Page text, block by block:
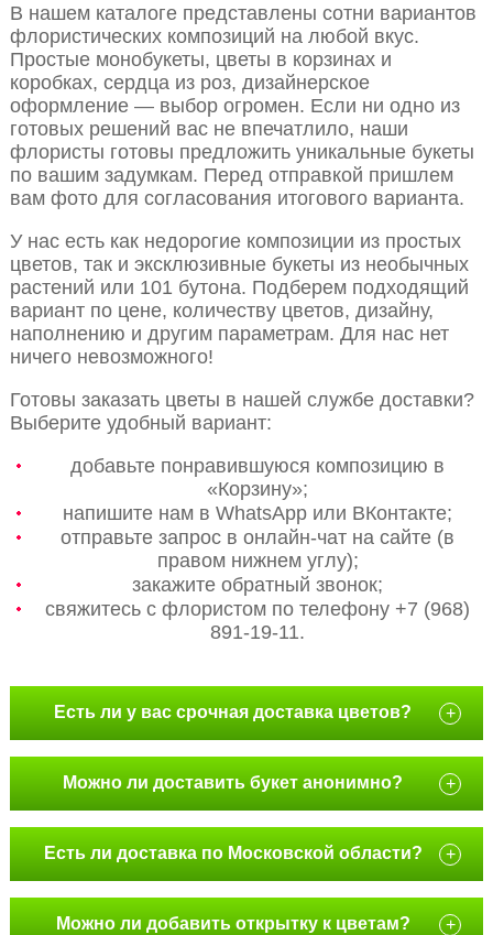
В нашем каталоге представлены сотни вариантов
флористических композиций на любой вкус.
Простые монобукеты, цветы в корзинах и
коробках, сердца из роз, дизайнерское
оформление — выбор огромен. Если ни одно из
готовых решений вас не впечатлило, наши
флористы готовы предложить уникальные букеты
по вашим задумкам. Перед отправкой пришлем
вам фото для согласования итогового варианта.
У нас есть как недорогие композиции из простых
цветов, так и эксклюзивные букеты из необычных
растений или 101 бутона. Подберем подходящий
вариант по цене, количеству цветов, дизайну,
наполнению и другим параметрам. Для нас нет
ничего невозможного!
Готовы заказать цветы в нашей службе доставки?
Выберите удобный вариант:
добавьте понравившуюся композицию в
«Корзину»;
напишите нам в WhatsApp или ВКонтакте;
отправьте запрос в онлайн-чат на сайте (в
правом нижнем углу);
закажите обратный звонок;
свяжитесь с флористом по телефону +7 (968)
891-19-11.
Есть ли у вас срочная доставка цветов? +
Можно ли доставить букет анонимно? +
Есть ли доставка по Московской области? +
Можно ли добавить открытку к цветам? +